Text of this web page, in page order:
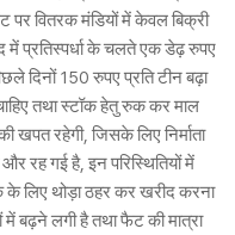
पर वितरक मंडियों में केवल बिक्री
में प्रतिस्पर्धा के चलते एक डेढ़ रुपए
दिनों 150 रुपए प्रति टीन बढ़ा
तथा स्टॉक हेतु रुक कर माल
खपत रहेगी, जिसके लिए निर्माता
रह गई है, इन परिस्थितियों में
के लिए थोड़ा ठहर कर खरीद करना
में बढ़ने लगी है तथा फैट की मात्रा